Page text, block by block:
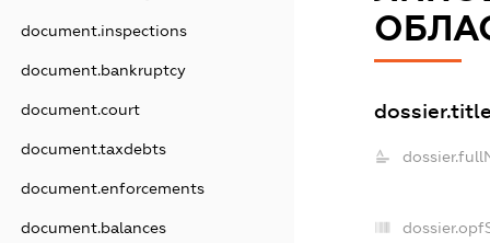
document.inspections
document.bankruptcy
document.court
document.taxdebts
document.enforcements
document.balances
dossier.title